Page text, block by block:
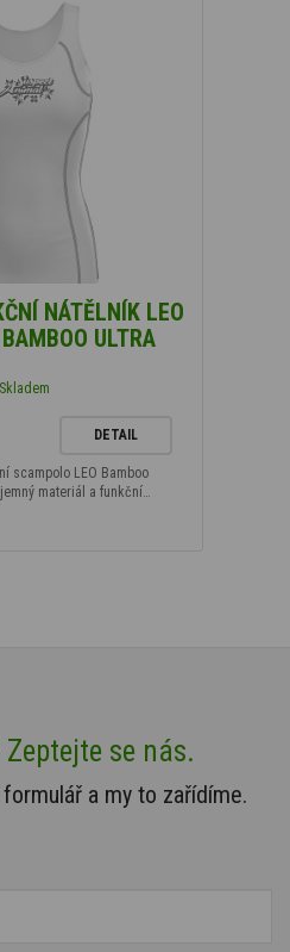
NÁTĚLNÍK LEO
ULTRA
Skladem
DETAIL
scampolo LEO Bamboo
materiál a funkční…
se nás.
a my to zařídíme.